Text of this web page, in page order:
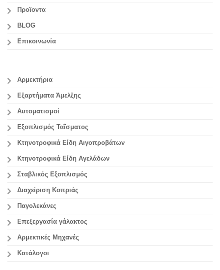
Προϊοντα
BLOG
Επικοινωνία
Αρμεκτήρια
Εξαρτήματα Άμελξης
Αυτοματισμοί
Εξοπλισμός Ταΐσματος
Κτηνοτροφικά Είδη Αιγοπροβάτων
Κτηνοτροφικά Είδη Αγελάδων
Σταβλικός Εξοπλισμός
Διαχείριση Κοπριάς
Παγολεκάνες
Επεξεργασία γάλακτος
Aρμεκτικές Μηχανές
Κατάλογοι